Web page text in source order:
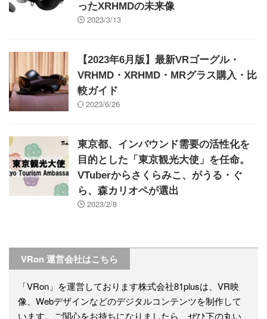
ったXRHMDの未来像
2023/3/13
【2023年6月版】最新VRゴーグル・
VRHMD・XRHMD・MRグラス購入・比
較ガイド
2023/6/26
東京都、インバウンド需要の活性化を
目的とした「東京観光大使」を任命。
VTuberからさくらみこ、がうる・ぐ
ら、森カリオペが選出
2023/2/8
VRon 運営会社はこちら
「VRon」を運営しております株式会社81plusは、VR映
像、Webデザインなどのデジタルコンテンツを制作して
います。ご関心をお持ちになりましたら、ぜひ下の丸い